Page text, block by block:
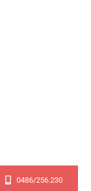
0486/256.230